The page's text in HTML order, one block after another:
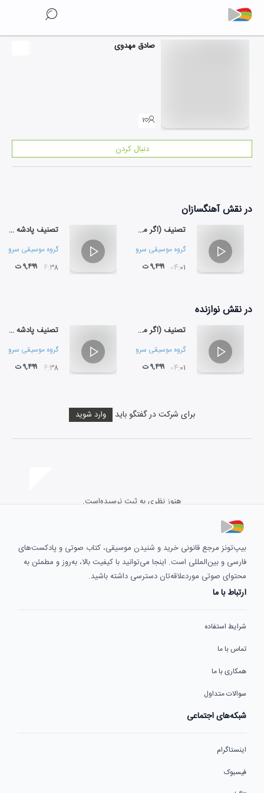
صادق مهدوی
۱
دنبال کردن
در نقشآهنگسازان
تصنیف (اگر مستم و رنگ)
گروه موسیقی سرو
۰۴:۰۱ ۹,۴۹۹ ت
تصنیف پادشه خوبان
گروه موسیقی سرو
۰۴:۳۸ ۹,۴۹۹ ت
در نقشنوازنده
تصنیف (اگر مستم و رنگ)
گروه موسیقی سرو
۰۴:۰۱ ۹,۴۹۹ ت
تصنیف پادشه خوبان
گروه موسیقی سرو
۰۴:۳۸ ۹,۴۹۹ ت
برای شرکت در گفتگو باید وارد شوید
هنوز نظری به ثبت نرسیده‌است.
بیپ‌تونز مرجع قانونی خرید و شنیدن موسیقی، کتاب صوتی و پادکست‌های
فارسی و بین‌المللی است. اینجا می‌توانید با کیفیت بالا، به‌روز و مطمئن به
محتوای صوتی موردعلاقه‌تان دسترسی داشته باشید.
ارتباط با ما
شرایط استفاده
تماس با ما
همکاری با ما
سوالات متداول
شبکه‌های اجتماعی
اینستاگرام
فیسبوک